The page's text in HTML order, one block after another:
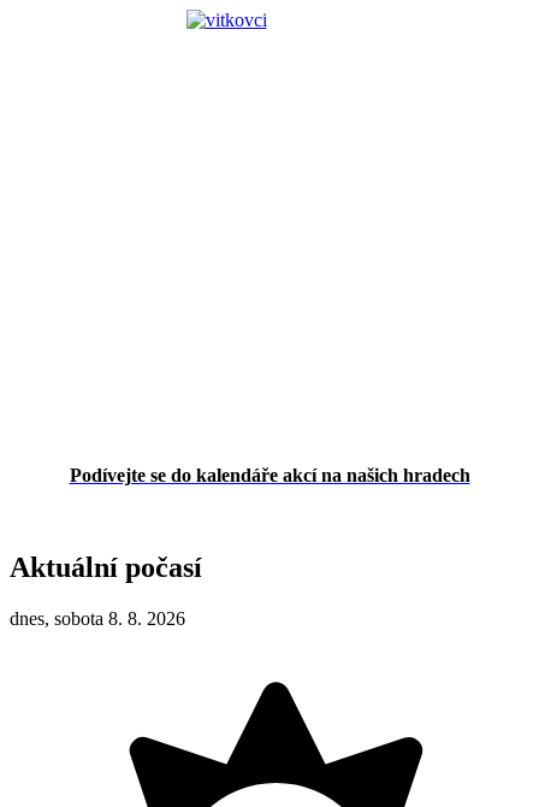
Podívejte se do kalendáře akcí na našich hradech
Aktuální počasí
dnes, sobota 8. 8. 2026